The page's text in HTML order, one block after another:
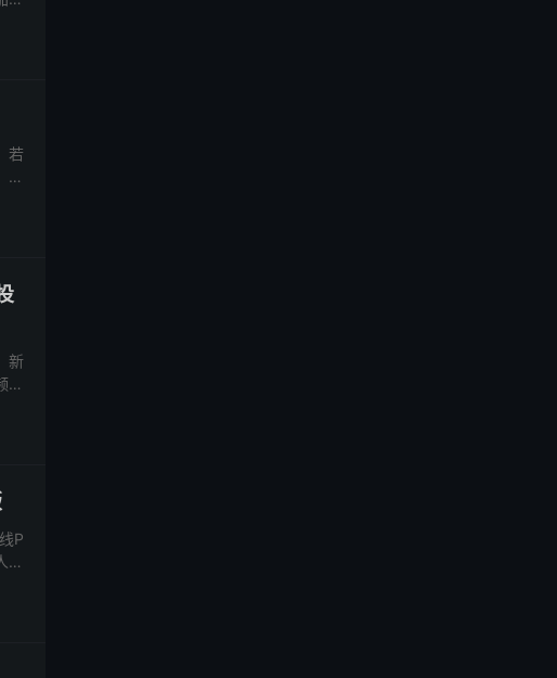
若
若
新
文
P
像